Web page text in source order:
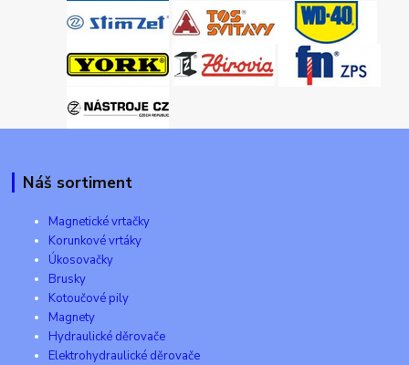
Náš sortiment
Magnetické vrtačky
Korunkové vrtáky
Úkosovačky
Brusky
Kotoučové pily
Magnety
Hydraulické děrovače
Elektrohydraulické děrovače